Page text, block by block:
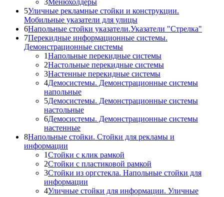
5Уличные рекламные стойки и конструкции.
Мобильные указатели для улицы
6Напольные стойки указатели.Указатели "Стрелка"
7Перекидные информационные системы.
Демонстрационные системы
1Напольные перекидные системы
2Настольные перекидные системы
3Настенные перекидные системы
4Демосистемы. Демонстрационные системы
напольные
5Демосистемы. Демонстрационные системы
настольные
6Демосистемы. Демонстрационные системы
настенные
8Напольные стойки. Стойки для рекламы и
информации
1Стойки с клик рамкой
2Стойки с пластиковой рамкой
3Стойки из оргстекла. Напольные стойки для
информации
4Уличные стойки для информации. Уличные